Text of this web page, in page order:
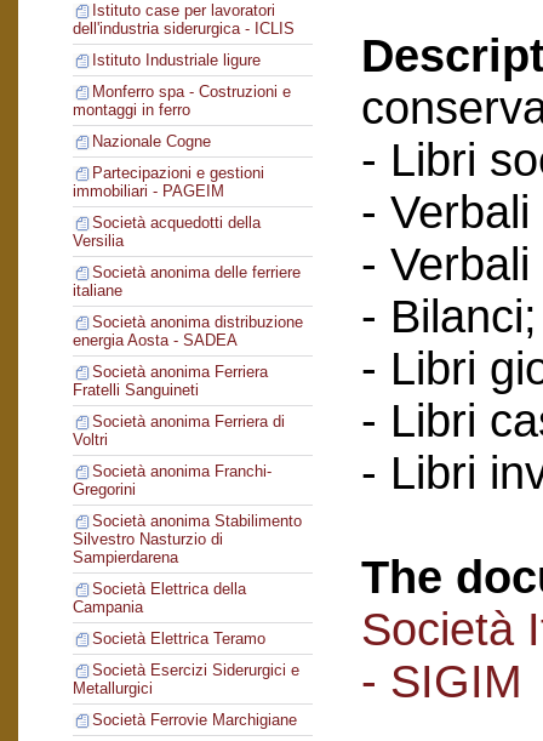
Istituto case per lavoratori
dell'industria siderurgica - ICLIS
Istituto Industriale ligure
Monferro spa - Costruzioni e
montaggi in ferro
Nazionale Cogne
Partecipazioni e gestioni
immobiliari - PAGEIM
Società acquedotti della
Versilia
Società anonima delle ferriere
italiane
Società anonima distribuzione
energia Aosta - SADEA
Società anonima Ferriera
Fratelli Sanguineti
Società anonima Ferriera di
Voltri
Società anonima Franchi-
Gregorini
Società anonima Stabilimento
Silvestro Nasturzio di
Sampierdarena
Società Elettrica della
Campania
Società Elettrica Teramo
Società Esercizi Siderurgici e
Metallurgici
Società Ferrovie Marchigiane
- Libri
-
-
- Bilanci;
- Libri
- Libri
- Libri
The
Società
- SIGIM